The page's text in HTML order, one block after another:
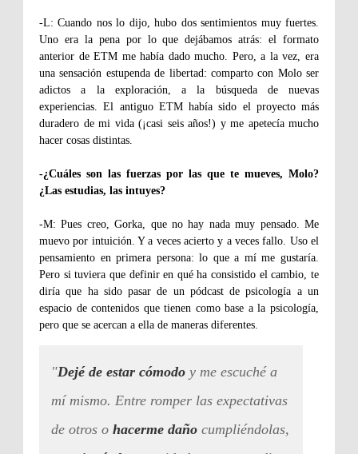
-L: Cuando nos lo dijo, hubo dos sentimientos muy fuertes.
Uno era la pena por lo que dejábamos atrás: el formato
anterior de ETM me había dado mucho. Pero, a la vez, era
una sensación estupenda de libertad: comparto con Molo ser
adictos a la exploración, a la búsqueda de nuevas
experiencias. El antiguo ETM había sido el proyecto más
duradero de mi vida (¡casi seis años!) y me apetecía mucho
hacer cosas distintas.
-¿Cuáles son las fuerzas por las que te mueves, Molo?
¿Las estudias, las intuyes?
-M: Pues creo, Gorka, que no hay nada muy pensado. Me
muevo por intuición. Y a veces acierto y a veces fallo. Uso el
pensamiento en primera persona: lo que a mí me gustaría.
Pero si tuviera que definir en qué ha consistido el cambio, te
diría que ha sido pasar de un pódcast de psicología a un
espacio de contenidos que tienen como base a la psicología,
pero que se acercan a ella de maneras diferentes.
"Dejé de estar cómodo y me escuché a
mí mismo. Entre romper las expectativas
de otros o hacerme daño cumpliéndolas,